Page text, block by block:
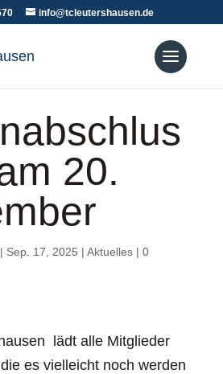
info@tcleutershausen.de
20.
Sep. 17, 2025 | Aktuelles| 0
lädt alle Mitglieder
es vielleicht noch werden